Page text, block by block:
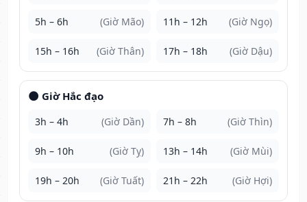
5h – 6h (Giờ Mão) 11h – 12h (Giờ Ngọ)
15h – 16h (Giờ Thân) 17h – 18h (Giờ Dậu)
🌑 Giờ Hắc đạo
3h – 4h (Giờ Dần) 7h – 8h (Giờ Thìn)
9h – 10h (Giờ Tỵ) 13h – 14h (Giờ Mùi)
19h – 20h (Giờ Tuất) 21h – 22h (Giờ Hợi)